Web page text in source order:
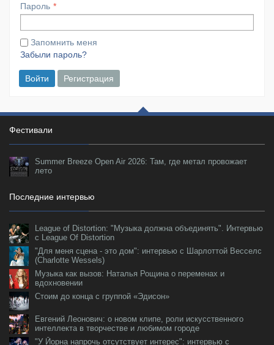
Пароль
Запомнить меня
Забыли пароль?
Войти Регистрация
Фестивали
Summer Breeze Open Air 2026: Там, где метал провожает
лето
Последние интервью
League of Distortion: "Музыка должна объединять". Интервью
с League Of Distortion
"Для меня сцена - это дом": интервью с Шарлоттой Весселс
(Charlotte Wessels)
Музыка как вызов: Наталья Рощина о переменах и
вдохновении
Стоим до конца с группой «Эдисон»
Евгений Леонович: о новом клипе, роли искусственного
интеллекта в творчестве и любимом городе
"У Йорна напрочь отсутствует интерес": интервью с